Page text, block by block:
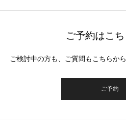
ご予約はこ
ご検討中の方も、ご質問もこちらか
ご予約